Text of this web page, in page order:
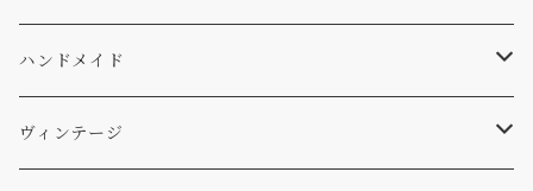
バッグ
パンツ
WEAR
Ten
アメリカ軍払い下げ
エアフレッシュナー
小物
キッチン
スリーピング
サーフ
スキー
ハンドメイド
ステッカー
ヴィンテージ